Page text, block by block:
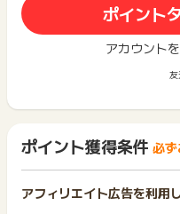
ポイント
アカウント
ポイント獲得条件 必
アフィリエイト広告を利用